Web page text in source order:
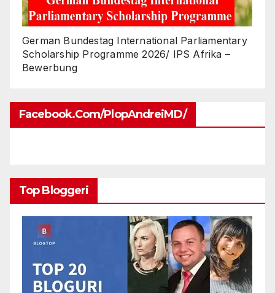
German Bundestag International Parliamentary
Scholarship Programme 2026/ IPS Afrika –
Bewerbung
Facebook.com/PlopAndreiMD/
Top Bloggeri